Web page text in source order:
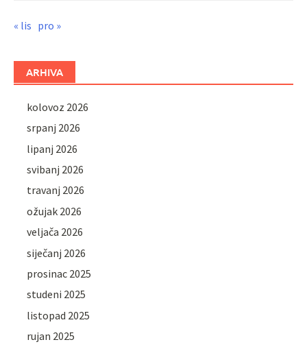
« lis pro »
ARHIVA
kolovoz 2026
srpanj 2026
lipanj 2026
svibanj 2026
travanj 2026
ožujak 2026
veljača 2026
siječanj 2026
prosinac 2025
studeni 2025
listopad 2025
rujan 2025